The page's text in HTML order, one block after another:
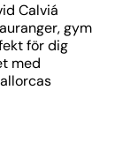
Calviá
gym
för dig
med